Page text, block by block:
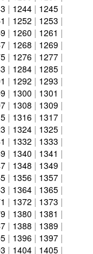
| 1244 | 1245 |
| 1252 | 1253 |
| 1260 | 1261 |
| 1268 | 1269 |
| 1276 | 1277 |
| 1284 | 1285 |
| 1292 | 1293 |
| 1300 | 1301 |
| 1308 | 1309 |
| 1316 | 1317 |
| 1324 | 1325 |
| 1332 | 1333 |
| 1340 | 1341 |
| 1348 | 1349 |
| 1356 | 1357 |
| 1364 | 1365 |
| 1372 | 1373 |
| 1380 | 1381 |
| 1388 | 1389 |
| 1396 | 1397 |
| 1404 | 1405 |